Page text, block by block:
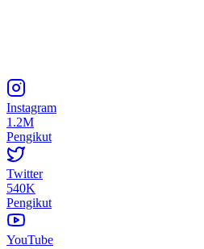
Instagram
1.2M
Pengikut
Twitter
540K
Pengikut
YouTube